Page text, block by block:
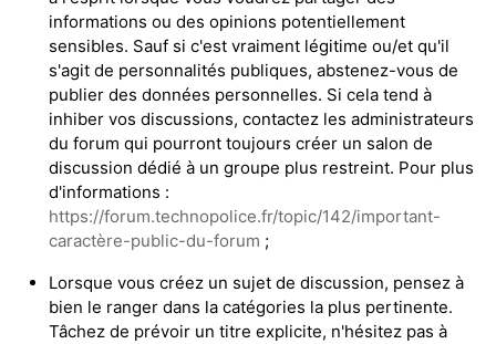
informations ou des opinions potentiellement
sensibles. Sauf si c'est vraiment légitime ou/et qu'il
s'agit de personnalités publiques, abstenez-vous de
publier des données personnelles. Si cela tend à
inhiber vos discussions, contactez les administrateurs
du forum qui pourront toujours créer un salon de
discussion dédié à un groupe plus restreint. Pour plus
d'informations :
https://forum.technopolice.fr/topic/142/important-
caractère-public-du-forum ;
Lorsque vous créez un sujet de discussion, pensez à
bien le ranger dans la catégories la plus pertinente.
Tâchez de prévoir un titre explicite, n'hésitez pas à